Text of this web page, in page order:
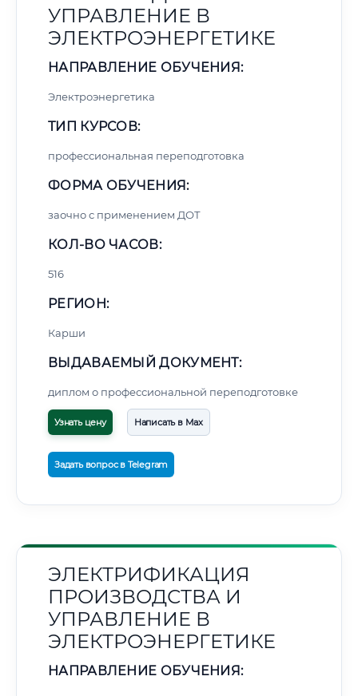
УПРАВЛЕНИЕ В
ЭЛЕКТРОЭНЕРГЕТИКЕ
НАПРАВЛЕНИЕ ОБУЧЕНИЯ:
Электроэнергетика
ТИП КУРСОВ:
профессиональная переподготовка
ФОРМА ОБУЧЕНИЯ:
заочно с применением ДОТ
КОЛ-ВО ЧАСОВ:
516
РЕГИОН:
Карши
ВЫДАВАЕМЫЙ ДОКУМЕНТ:
диплом о профессиональной переподготовке
Узнать цену Написать в Max
Задать вопрос в Telegram
ЭЛЕКТРИФИКАЦИЯ
ПРОИЗВОДСТВА И
УПРАВЛЕНИЕ В
ЭЛЕКТРОЭНЕРГЕТИКЕ
НАПРАВЛЕНИЕ ОБУЧЕНИЯ: